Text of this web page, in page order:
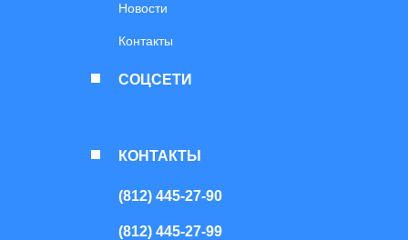
Новости
Контакты
СОЦСЕТИ
КОНТАКТЫ
(812) 445-27-90
(812) 445-27-99